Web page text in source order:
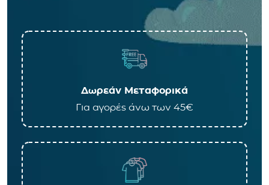
Δωρεάν Μεταφορικά
Για αγορές άνω των 45€